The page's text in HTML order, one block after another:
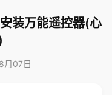
装万能遥控器(心
月07日